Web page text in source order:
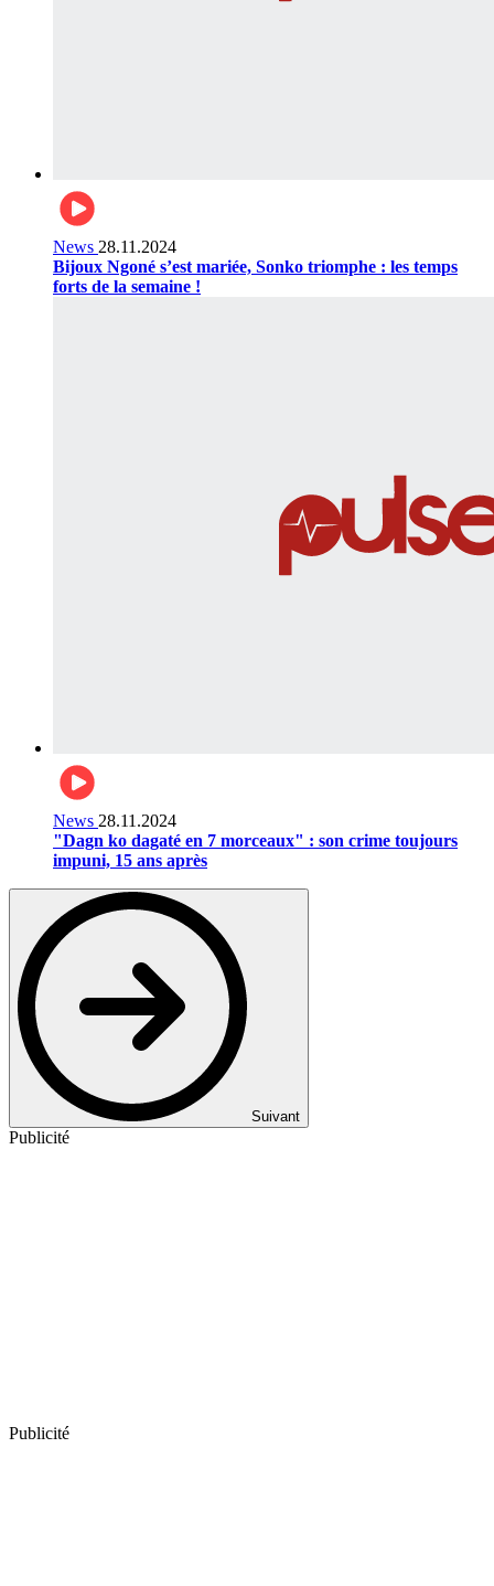
News 28.11.2024
Bijoux Ngoné s’est mariée, Sonko triomphe : les temps
forts de la semaine !
News 28.11.2024
"Dagn ko dagaté en 7 morceaux" : son crime toujours
impuni, 15 ans après
Suivant
Publicité
Publicité